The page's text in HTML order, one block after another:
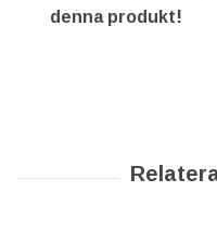
denna produkt!